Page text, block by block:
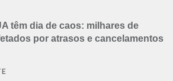
têm dia de caos: milhares de
por atrasos e cancelamentos